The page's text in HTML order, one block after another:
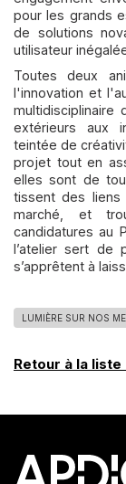
pour les grands
de solutions
utilisateur
Toutes deux
l'innovation et
multidisciplinaire
extérieurs aux
teintée de
projet tout en
elles sont de
tissent des liens
marché, et
candidatures au
l’atelier sert de
s’apprêtent à
LUMIÈRE SUR NOS
Retour à la